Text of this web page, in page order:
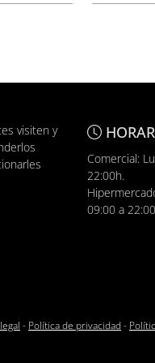
visiten y
Comercial:
22:00h.
09:00 a
- Política de privacidad-